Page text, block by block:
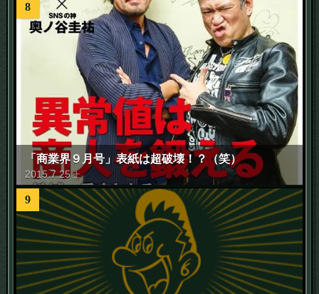
8
「商業界９月号」表紙は超破壊！？（笑）
2015.7.25 土
9